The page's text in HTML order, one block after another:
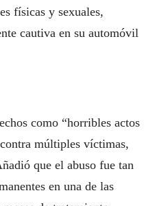
físicas y sexuales,
cautiva en su automóvil
como “horribles actos
múltiples víctimas,
que el abuso fue tan
en una de las